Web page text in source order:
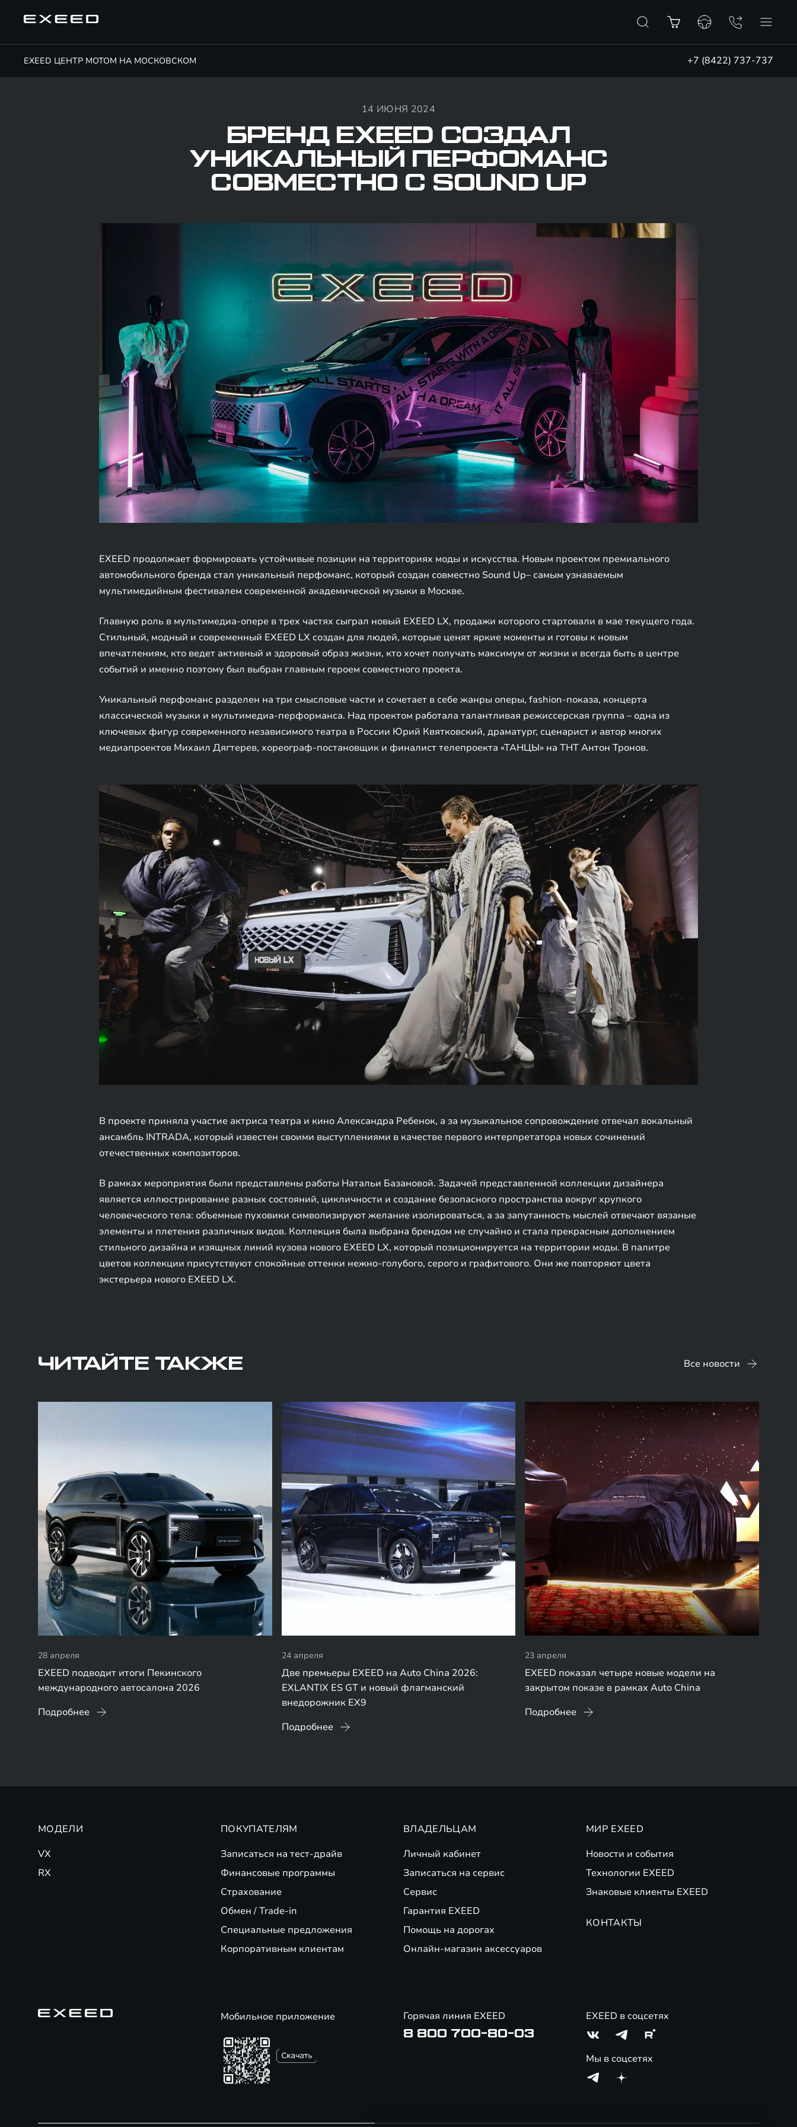
EXEED ЦЕНТР МОТОМ НА МОСКОВСКОМ +7 (8422) 737-737
14 ИЮНЯ 2024
БРЕНД EXEED СОЗДАЛ
УНИКАЛЬНЫЙ ПЕРФОМАНС
СОВМЕСТНО С SOUND UP
EXEED продолжает формировать устойчивые позиции на территориях моды и искусства. Новым проектом премиального
автомобильного бренда стал уникальный перфоманс, который создан совместно Sound Up– самым узнаваемым
мультимедийным фестивалем современной академической музыки в Москве.
Главную роль в мультимедиа-опере в трех частях сыграл новый EXEED LX, продажи которого стартовали в мае текущего года.
Стильный, модный и современный EXEED LX создан для людей, которые ценят яркие моменты и готовы к новым
впечатлениям, кто ведет активный и здоровый образ жизни, кто хочет получать максимум от жизни и всегда быть в центре
событий и именно поэтому был выбран главным героем совместного проекта.
Уникальный перфоманс разделен на три смысловые части и сочетает в себе жанры оперы, fashion-показа, концерта
классической музыки и мультимедиа-перформанса. Над проектом работала талантливая режиссерская группа – одна из
ключевых фигур современного независимого театра в России Юрий Квятковский, драматург, сценарист и автор многих
медиапроектов Михаил Дягтерев, хореограф-постановщик и финалист телепроекта «ТАНЦЫ» на ТНТ Антон Тронов.
В проекте приняла участие актриса театра и кино Александра Ребенок, а за музыкальное сопровождение отвечал вокальный
ансамбль INTRADA, который известен своими выступлениями в качестве первого интерпретатора новых сочинений
отечественных композиторов.
В рамках мероприятия были представлены работы Натальи Базановой. Задачей представленной коллекции дизайнера
является иллюстрирование разных состояний, цикличности и создание безопасного пространства вокруг хрупкого
человеческого тела: объемные пуховики символизируют желание изолироваться, а за запутанность мыслей отвечают вязаные
элементы и плетения различных видов. Коллекция была выбрана брендом не случайно и стала прекрасным дополнением
стильного дизайна и изящных линий кузова нового EXEED LX, который позиционируется на территории моды. В палитре
цветов коллекции присутствуют спокойные оттенки нежно-голубого, серого и графитового. Они же повторяют цвета
экстерьера нового EXEED LX.
ЧИТАЙТЕ ТАКЖЕ Все новости
28 апреля
EXEED подводит итоги Пекинского
международного автосалона 2026
Подробнее
24 апреля
Две премьеры EXEED на Auto China 2026:
EXLANTIX ES GT и новый флагманский
внедорожник EX9
Подробнее
23 апреля
EXEED показал четыре новые модели на
закрытом показе в рамках Auto China
Подробнее
МОДЕЛИ
VX
RX
ПОКУПАТЕЛЯМ
Записаться на тест-драйв
Финансовые программы
Страхование
Обмен / Trade-in
Специальные предложения
Корпоративным клиентам
ВЛАДЕЛЬЦАМ
Личный кабинет
Записаться на сервис
Сервис
Гарантия EXEED
Помощь на дорогах
Онлайн-магазин аксессуаров
МИР EXEED
Новости и события
Технологии EXEED
Знаковые клиенты EXEED
КОНТАКТЫ
Мобильное приложение Горячая линия EXEED
8 800 700-80-03
EXEED в соцсетях
Мы в соцсетях